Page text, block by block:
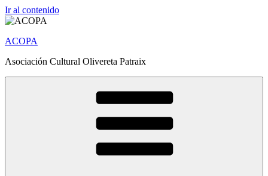
Ir al contenido
ACOPA
Asociación Cultural Olivereta Patraix